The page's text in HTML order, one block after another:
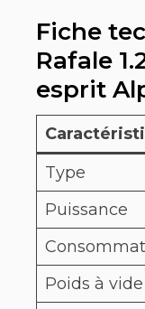
Fiche
Rafale
esprit
Type
Puissance
Poids à vide